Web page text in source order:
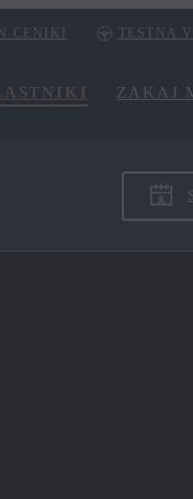
CENIKI TESTNA
ZAKAJ